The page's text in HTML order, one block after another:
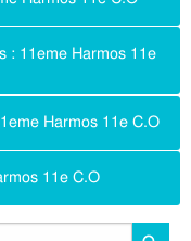
: 11eme Harmos 11e
Harmos 11e C.O
11e C.O